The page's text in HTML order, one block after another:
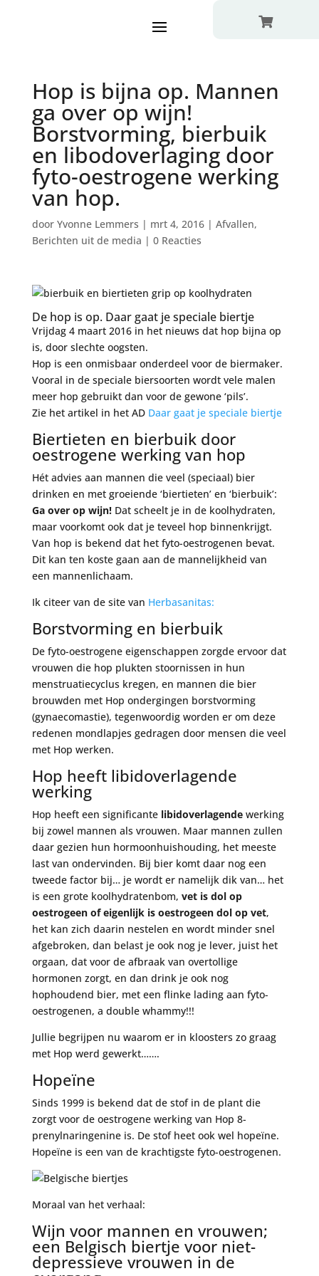

Hop is bijna op. Mannen
ga over op wijn!
Borstvorming, bierbuik
en libodoverlaging door
fyto-oestrogene werking
van hop.
door Yvonne Lemmers | mrt 4, 2016| Afvallen,
Berichten uit de media | 0 Reacties
De hop is op. Daar gaat je speciale biertje
Vrijdag 4 maart 2016 in het nieuws dat hop bijna op
is, door slechte oogsten.
Hop is een onmisbaar onderdeel voor de biermaker.
Vooral in de speciale biersoorten wordt vele malen
meer hop gebruikt dan voor de gewone ‘pils’.
Zie het artikel in het AD Daar gaat je speciale biertje
Biertieten en bierbuik door
oestrogene werking van hop
Hét advies aan mannen die veel (speciaal) bier
drinken en met groeiende ‘biertieten’ en ‘bierbuik’:
Ga over op wijn!Dat scheelt je in de koolhydraten,
maar voorkomt ook dat je teveel hop binnenkrijgt.
Van hop is bekend dat het fyto-oestrogenen bevat.
Dit kan ten koste gaan aan de mannelijkheid van
een mannenlichaam.
Ik citeer van de site van Herbasanitas:
Borstvorming en bierbuik
De fyto-oestrogene eigenschappen zorgde ervoor dat
vrouwen die hop plukten stoornissen in hun
menstruatiecyclus kregen, en mannen die bier
brouwden met Hop ondergingen borstvorming
(gynaecomastie), tegenwoordig worden er om deze
redenen mondlapjes gedragen door mensen die veel
met Hop werken.
Hop heeft libidoverlagende
werking
Hop heeft een significante libidoverlagende werking
bij zowel mannen als vrouwen. Maar mannen zullen
daar gezien hun hormoonhuishouding, het meeste
last van ondervinden. Bij bier komt daar nog een
tweede factor bij… je wordt er namelijk dik van… het
is een grote koolhydratenbom, vet is dol op
oestrogeen of eigenlijk is oestrogeen dol op vet,
het kan zich daarin nestelen en wordt minder snel
afgebroken, dan belast je ook nog je lever, juist het
orgaan, dat voor de afbraak van overtollige
hormonen zorgt, en dan drink je ook nog
hophoudend bier, met een flinke lading aan fyto-
oestrogenen, a double whammy!!!
Jullie begrijpen nu waarom er in kloosters zo graag
met Hop werd gewerkt…….
Hopeïne
Sinds 1999 is bekend dat de stof in de plant die
zorgt voor de oestrogene werking van Hop 8-
prenylnaringenine is. De stof heet ook wel hopeïne.
Hopeïne is een van de krachtigste fyto-oestrogenen.
Moraal van het verhaal:
Wijn voor mannen en vrouwen;
een Belgisch biertje voor niet-
depressieve vrouwen in de